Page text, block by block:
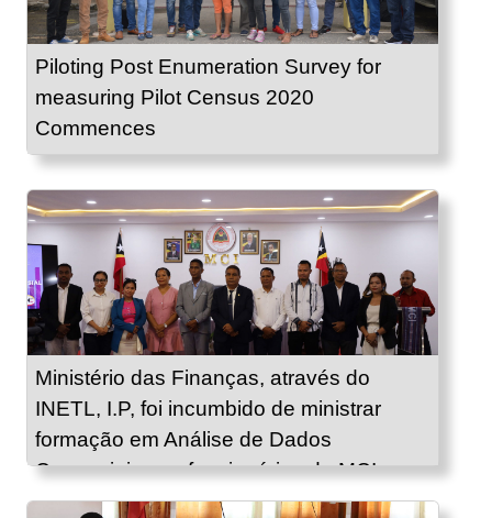
Piloting Post Enumeration Survey for
measuring Pilot Census 2020
Commences
Ministério das Finanças, através do
INETL, I.P, foi incumbido de ministrar
formação em Análise de Dados
Comerciais aos funcionários do MCI